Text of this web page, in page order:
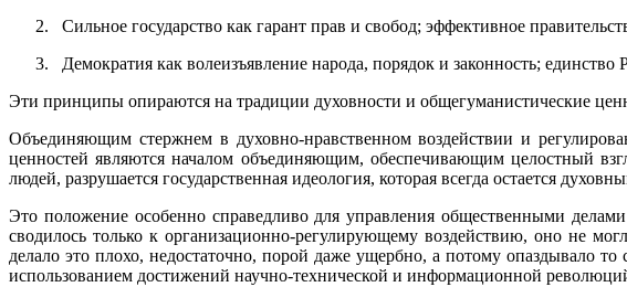
2.
Сильное государство как гарант прав и свобод; эффективное
3.
Демократия как волеизъявление народа, порядок и законность; единство
Эти принципы опираются на традиции духовности и общегуманистические
Объединяющим стержнем в духовно-нравственном воздействии и
ценностей являются началом объединяющим, обеспечивающим целостный
людей, разрушается государственная идеология, которая всегда остается
Это положение особенно справедливо для управления общественными
сводилось только к организационно-регулирующему воздействию, оно не
делало это плохо, недостаточно, порой даже ущербно, а потому опаздывало
использованием достижений научно-технической и информационной